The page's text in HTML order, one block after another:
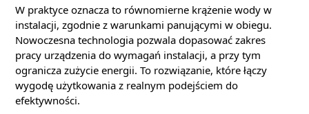
W praktyce oznacza to równomierne krążenie wody w
instalacji, zgodnie z warunkami panującymi w obiegu.
Nowoczesna technologia pozwala dopasować zakres
pracy urządzenia do wymagań instalacji, a przy tym
ogranicza zużycie energii. To rozwiązanie, które łączy
wygodę użytkowania z realnym podejściem do
efektywności.